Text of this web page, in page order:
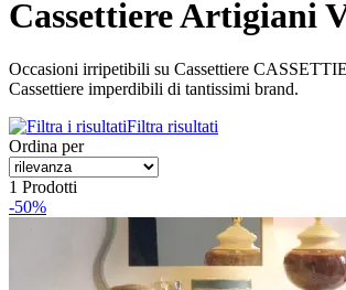
Cassettiere Artigiani
Occasioni irripetibili su Cassettiere
Cassettiere imperdibili di tantissimi brand.
Filtra risultati
Ordina per
1 Prodotti
-50%